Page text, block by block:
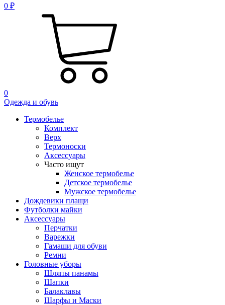
0 ₽
0
Одежда и обувь
Термобелье
Комплект
Верх
Термоноски
Аксессуары
Часто ищут
Женское термобелье
Детское термобелье
Мужское термобелье
Дождевики плащи
Футболки майки
Аксессуары
Перчатки
Варежки
Гамаши для обуви
Ремни
Головные уборы
Шляпы панамы
Шапки
Балаклавы
Шарфы и Маски